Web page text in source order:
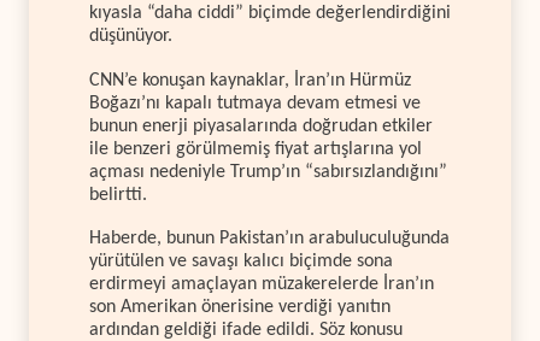
kıyasla “daha ciddi” biçimde değerlendirdiğini
düşünüyor.
CNN’e konuşan kaynaklar, İran’ın Hürmüz
Boğazı’nı kapalı tutmaya devam etmesi ve
bunun enerji piyasalarında doğrudan etkiler
ile benzeri görülmemiş fiyat artışlarına yol
açması nedeniyle Trump’ın “sabırsızlandığını”
belirtti.
Haberde, bunun Pakistan’ın arabuluculuğunda
yürütülen ve savaşı kalıcı biçimde sona
erdirmeyi amaçlayan müzakerelerde İran’ın
son Amerikan önerisine verdiği yanıtın
ardından geldiği ifade edildi. Söz konusu